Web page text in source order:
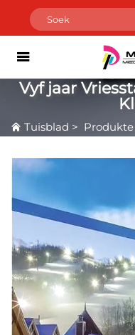
Vyf jaar
Tuisblad > Produkte